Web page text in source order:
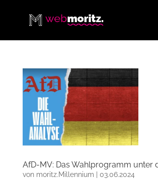
AfD-MV: Das Wahlprogramm unter
von moritz.Millennium 03.06.2024